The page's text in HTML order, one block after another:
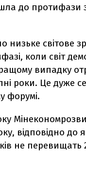
до протифази
світове
коли світ
випадку
роки. Це дуже
форумі.
відповідно до
не перевищать